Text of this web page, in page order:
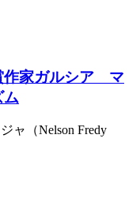
作家ガルシア゠マ
ム
ャ（Nelson Fredy